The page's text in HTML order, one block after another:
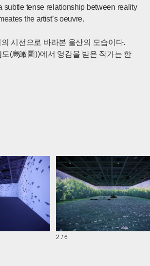
subtle tense relationship between reality
the artist’s oeuvre.
시선으로 바라본 울산의 모습이다.
도(烏瞰圖)⟩에서 영감을 받은 작가는 한
작품에 등장하는 가수 안코드(Aancod)는
메아리가 아니다. 꿈은 허구적
저한 현장성에 기초하고 있다. 이는
세계를 관통하고 있는 실제와 가상의
2 / 6